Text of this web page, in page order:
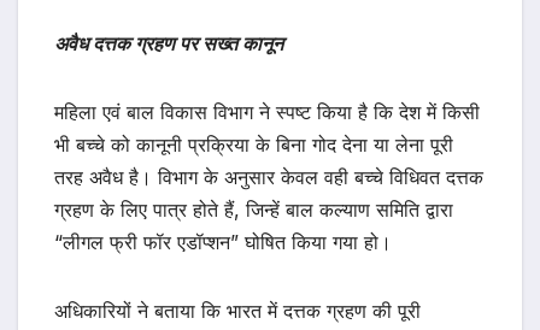
अवैध दत्तक ग्रहण पर सख्त कानून
महिला एवं बाल विकास विभाग ने स्पष्ट किया है कि देश में किसी
भी बच्चे को कानूनी प्रक्रिया के बिना गोद देना या लेना पूरी
तरह अवैध है। विभाग के अनुसार केवल वही बच्चे विधिवत दत्तक
ग्रहण के लिए पात्र होते हैं, जिन्हें बाल कल्याण समिति द्वारा
“लीगल फ्री फॉर एडॉप्शन” घोषित किया गया हो।
अधिकारियों ने बताया कि भारत में दत्तक ग्रहण की पूरी